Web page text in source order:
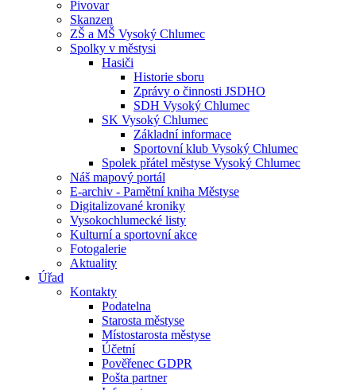
Pivovar
Skanzen
ZŠ a MŠ Vysoký Chlumec
Spolky v městysi
Hasiči
Historie sboru
Zprávy o činnosti JSDHO
SDH Vysoký Chlumec
SK Vysoký Chlumec
Základní informace
Sportovní klub Vysoký Chlumec
Spolek přátel městyse Vysoký Chlumec
Náš mapový portál
E-archiv - Pamětní kniha Městyse
Digitalizované kroniky
Vysokochlumecké listy
Kulturní a sportovní akce
Fotogalerie
Aktuality
Úřad
Kontakty
Podatelna
Starosta městyse
Místostarosta městyse
Účetní
Pověřenec GDPR
Pošta partner